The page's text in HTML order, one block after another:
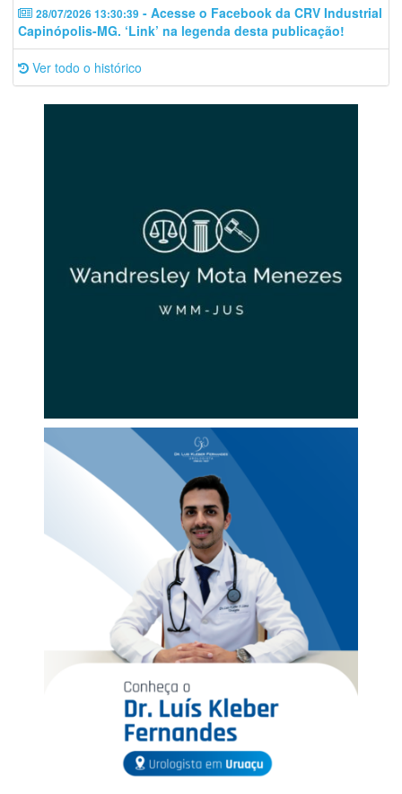
28/07/2026 13:30:39 - Acesse o Facebook da CRV Industrial
Capinópolis-MG. ‘Link’ na legenda desta publicação!
Ver todo o histórico